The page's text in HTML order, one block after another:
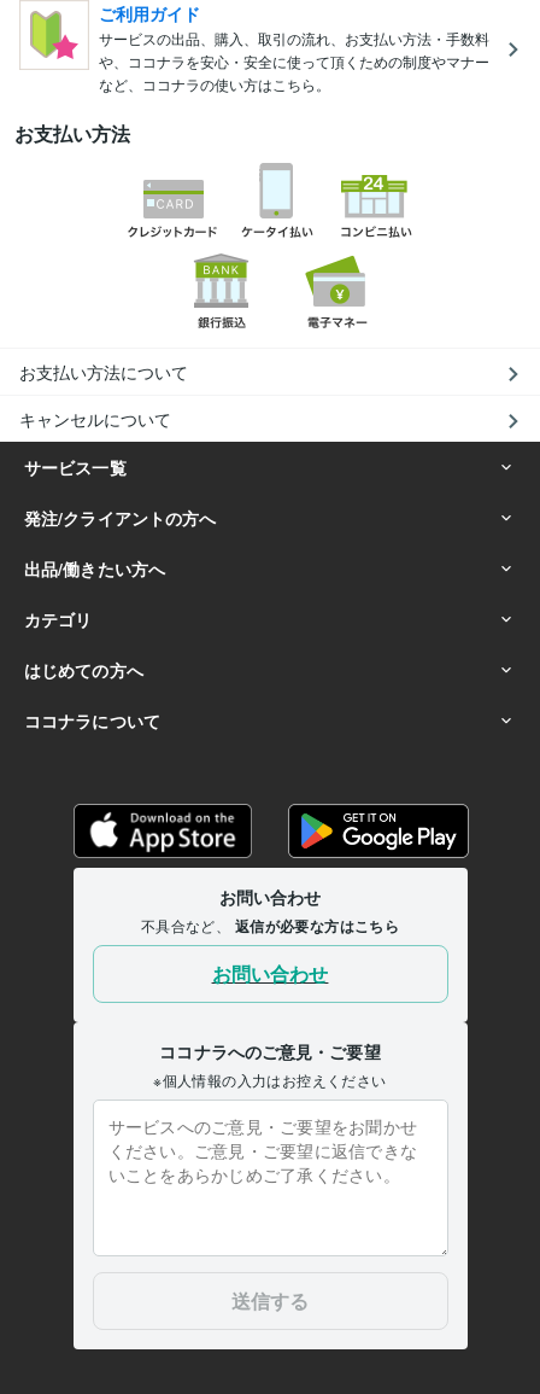
ご利用ガイド
サービスの出品、購入、取引の流れ、お支払い方法・手数料
や、ココナラを安心・安全に使って頂くための制度やマナー
など、ココナラの使い方はこちら。
お支払い方法
お支払い方法について
キャンセルについて